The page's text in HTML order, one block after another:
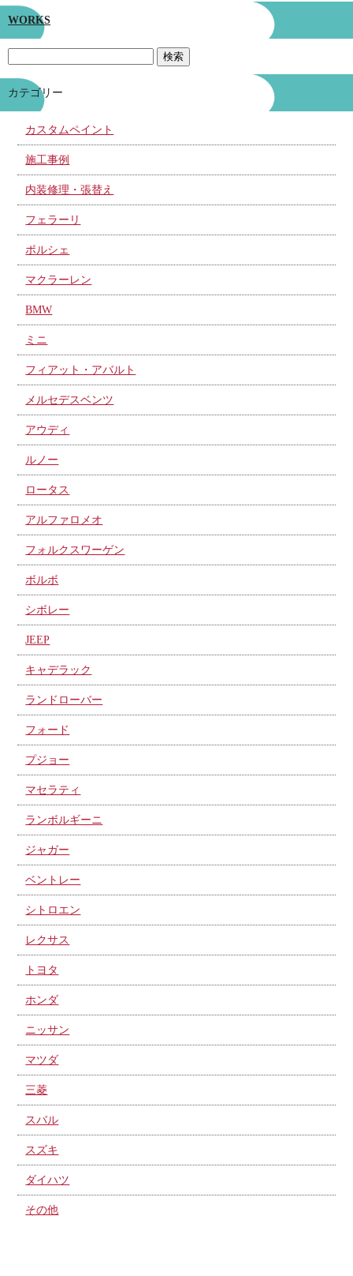
WORKS
カテゴリー
カスタムペイント
施工事例
内装修理・張替え
フェラーリ
ポルシェ
マクラーレン
BMW
ミニ
フィアット・アバルト
メルセデスベンツ
アウディ
ルノー
ロータス
アルファロメオ
フォルクスワーゲン
ボルボ
シボレー
JEEP
キャデラック
ランドローバー
フォード
プジョー
マセラティ
ランボルギーニ
ジャガー
ベントレー
シトロエン
レクサス
トヨタ
ホンダ
ニッサン
マツダ
三菱
スバル
スズキ
ダイハツ
その他